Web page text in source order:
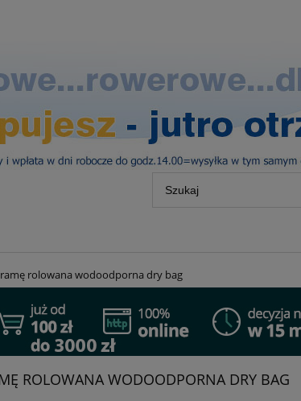
rolowana wodoodporna dry bag
ROLOWANA WODOODPORNA DRY BAG